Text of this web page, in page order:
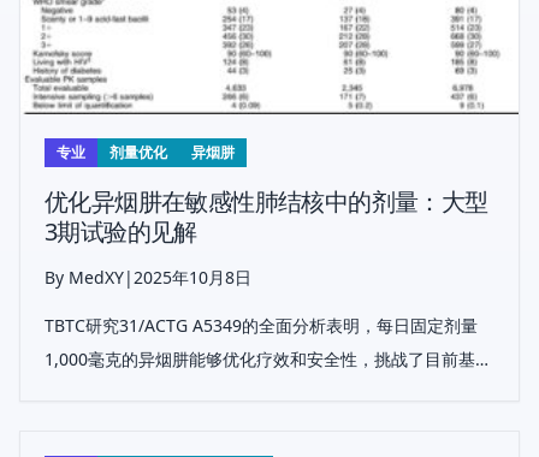
专业 剂量优化 异烟肼
优化异烟肼在敏感性肺结核中的剂量：大型
3期试验的见解
By MedXY| 2025年10月8日
TBTC研究31/ACTG A5349的全面分析表明，每日固定剂量
1,000毫克的异烟肼能够优化疗效和安全性，挑战了目前基于